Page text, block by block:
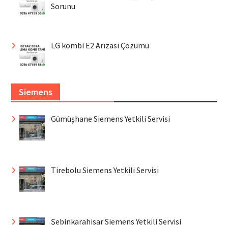
Sorunu
LG kombi E2 Arızası Çözümü
Siemens
Gümüşhane Siemens Yetkili Servisi
Tirebolu Siemens Yetkili Servisi
Şebinkarahisar Siemens Yetkili Servisi